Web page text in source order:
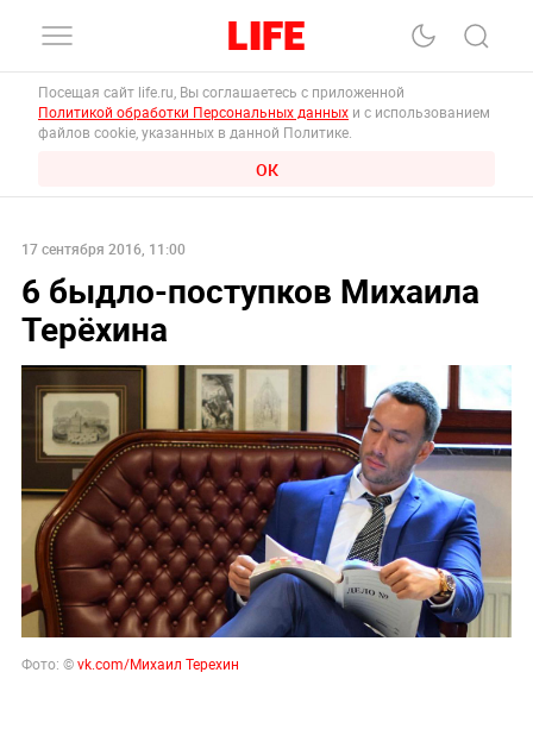
Посещая сайт life.ru, Вы соглашаетесь с приложенной
Политикой обработки Персональных данных и с использованием
файлов cookie, указанных в данной Политике.
ОК
17 сентября 2016, 11:00
6 быдло-поступков Михаила
Терёхина
Фото: ©vk.com/Михаил Терехин